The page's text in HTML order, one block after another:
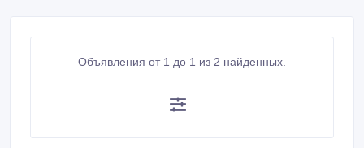
Объявления от 1 до 1 из 2 найденных.